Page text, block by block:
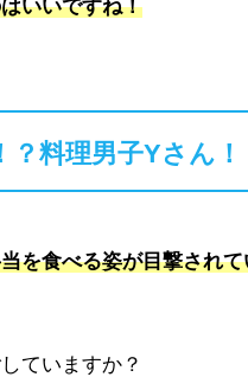
いいですね！
料理男子Yさん！
を食べる姿が目撃され
ていますか？